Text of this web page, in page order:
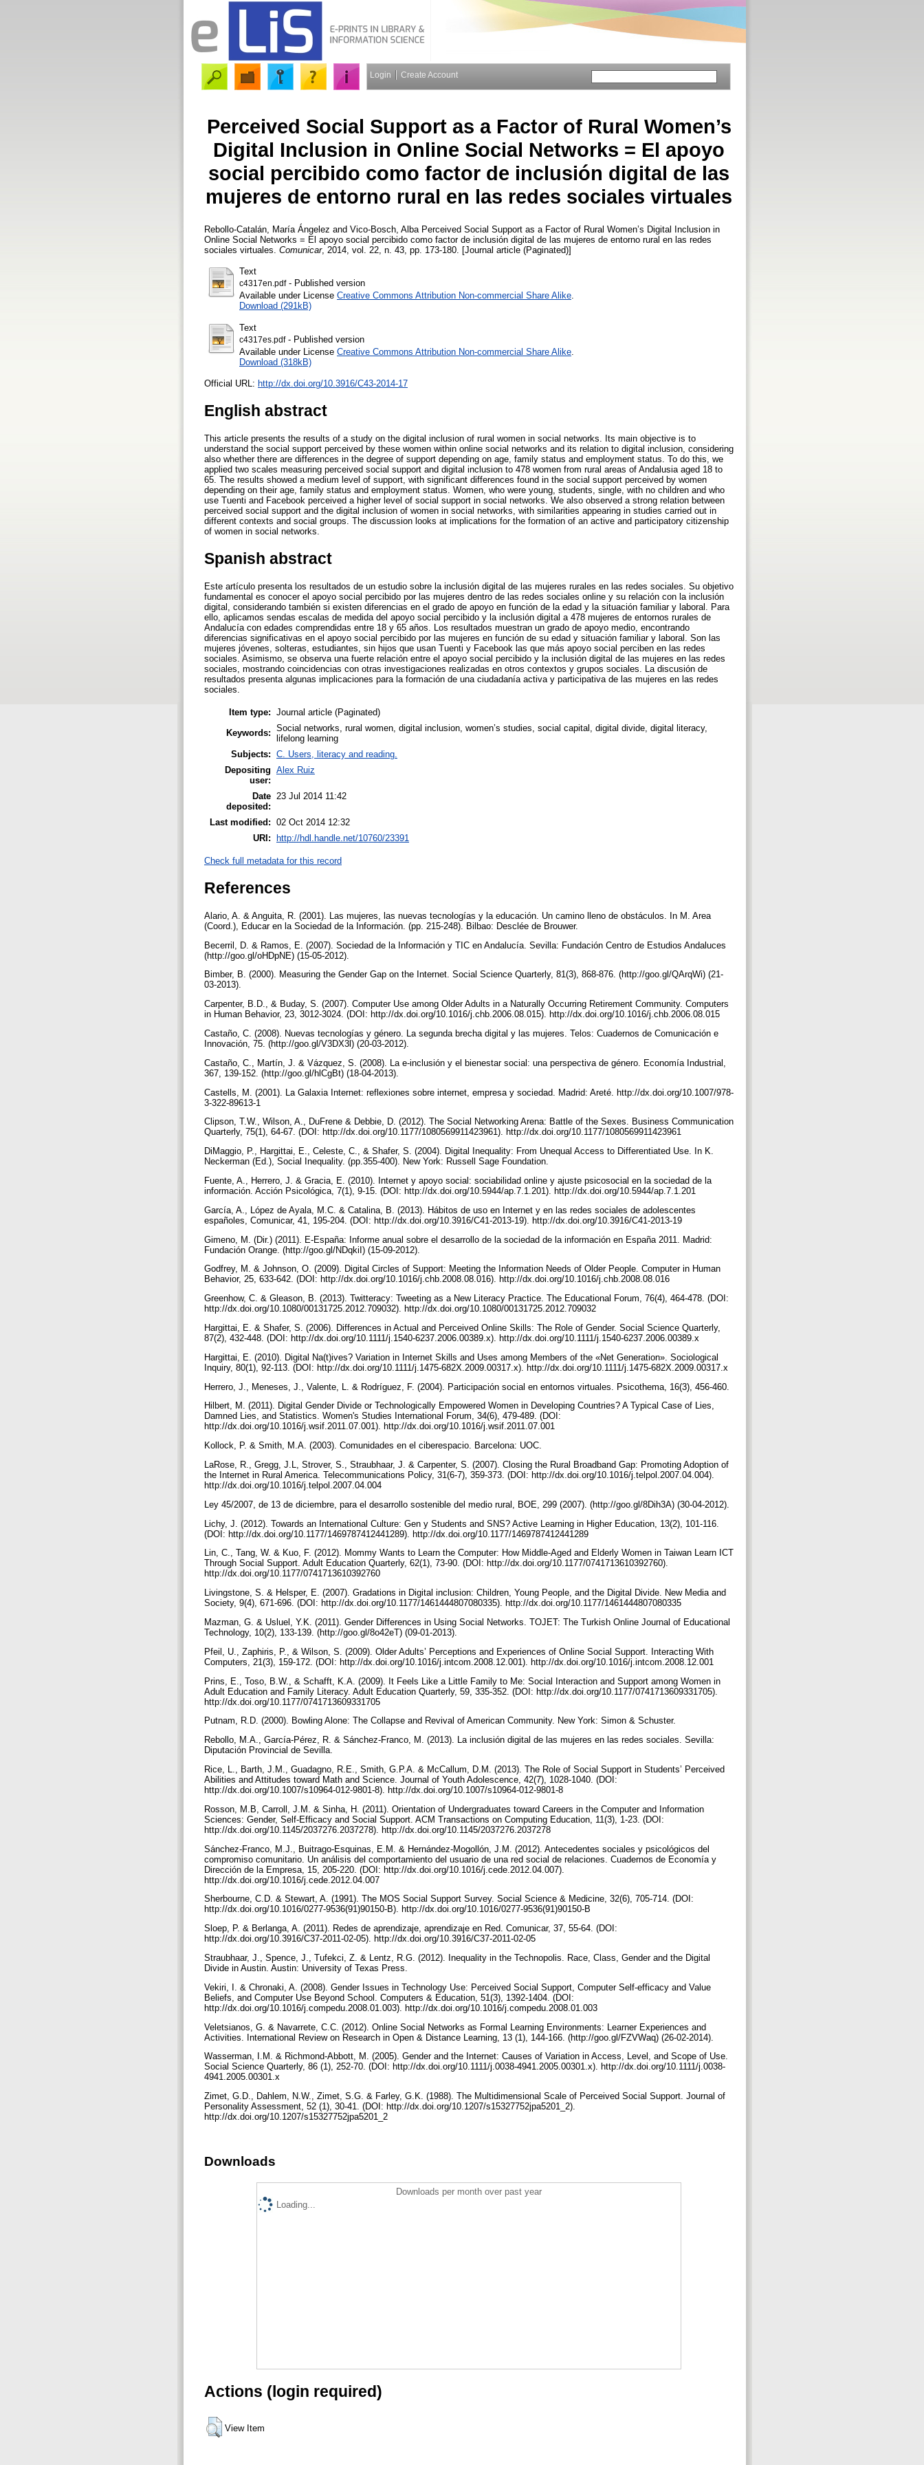
Login Create Account
Perceived Social Support as a Factor of Rural Women’s
Digital Inclusion in Online Social Networks = El apoyo
social percibido como factor de inclusión digital de las
mujeres de entorno rural en las redes sociales virtuales
Rebollo-Catalán, María Ángelez and Vico-Bosch, Alba Perceived Social Support as a Factor of Rural Women’s Digital Inclusion in
Online Social Networks = El apoyo social percibido como factor de inclusión digital de las mujeres de entorno rural en las redes
sociales virtuales. Comunicar, 2014, vol. 22, n. 43, pp. 173-180. [Journal article (Paginated)]
Text
c4317en.pdf- Published version
Available under License Creative Commons Attribution Non-commercial Share Alike
Download (291kB)
Text
c4317es.pdf- Published version
Available under License Creative Commons Attribution Non-commercial Share Alike
Download (318kB)
Official URL: http://dx.doi.org/10.3916/C43-2014-17
English abstract
This article presents the results of a study on the digital inclusion of rural women in social networks. Its main objective is to
understand the social support perceived by these women within online social networks and its relation to digital inclusion, considering
also whether there are differences in the degree of support depending on age, family status and employment status. To do this, we
applied two scales measuring perceived social support and digital inclusion to 478 women from rural areas of Andalusia aged 18 to
65. The results showed a medium level of support, with significant differences found in the social support perceived by women
depending on their age, family status and employment status. Women, who were young, students, single, with no children and who
use Tuenti and Facebook perceived a higher level of social support in social networks. We also observed a strong relation between
perceived social support and the digital inclusion of women in social networks, with similarities appearing in studies carried out in
different contexts and social groups. The discussion looks at implications for the formation of an active and participatory citizenship
of women in social networks.
Spanish abstract
Este artículo presenta los resultados de un estudio sobre la inclusión digital de las mujeres rurales en las redes sociales. Su objetivo
fundamental es conocer el apoyo social percibido por las mujeres dentro de las redes sociales online y su relación con la inclusión
digital, considerando también si existen diferencias en el grado de apoyo en función de la edad y la situación familiar y laboral. Para
ello, aplicamos sendas escalas de medida del apoyo social percibido y la inclusión digital a 478 mujeres de entornos rurales de
Andalucía con edades comprendidas entre 18 y 65 años. Los resultados muestran un grado de apoyo medio, encontrando
diferencias significativas en el apoyo social percibido por las mujeres en función de su edad y situación familiar y laboral. Son las
mujeres jóvenes, solteras, estudiantes, sin hijos que usan Tuenti y Facebook las que más apoyo social perciben en las redes
sociales. Asimismo, se observa una fuerte relación entre el apoyo social percibido y la inclusión digital de las mujeres en las redes
sociales, mostrando coincidencias con otras investigaciones realizadas en otros contextos y grupos sociales. La discusión de
resultados presenta algunas implicaciones para la formación de una ciudadanía activa y participativa de las mujeres en las redes
sociales.
Item type: Journal article (Paginated)
Keywords: Social networks, rural women, digital inclusion, women’s studies, social capital, digital divide, digital literacy,
lifelong learning
Subjects: C. Users, literacy and reading.
Depositing
user:
Alex Ruiz
Date
deposited:
23 Jul 2014 11:42
Last modified: 02 Oct 2014 12:32
URI:
http://hdl.handle.net/10760/23391
Check full metadata for this record
References
Alario, A. & Anguita, R. (2001). Las mujeres, las nuevas tecnologías y la educación. Un camino lleno de obstáculos. In M. Area
(Coord.), Educar en la Sociedad de la Información. (pp. 215-248). Bilbao: Desclée de Brouwer.
Becerril, D. & Ramos, E. (2007). Sociedad de la Información y TIC en Andalucía. Sevilla: Fundación Centro de Estudios Andaluces
(http://goo.gl/oHDpNE) (15-05-2012).
Bimber, B. (2000). Measuring the Gender Gap on the Internet. Social Science Quarterly, 81(3), 868-876. (http://goo.gl/QArqWi) (21-
03-2013).
Carpenter, B.D., & Buday, S. (2007). Computer Use among Older Adults in a Naturally Occurring Retirement Community. Computers
in Human Behavior, 23, 3012-3024. (DOI: http://dx.doi.org/10.1016/j.chb.2006.08.015). http://dx.doi.org/10.1016/j.chb.2006.08.015
Castaño, C. (2008). Nuevas tecnologías y género. La segunda brecha digital y las mujeres. Telos: Cuadernos de Comunicación e
Innovación, 75. (http://goo.gl/V3DX3l) (20-03-2012).
Castaño, C., Martín, J. & Vázquez, S. (2008). La e-inclusión y el bienestar social: una perspectiva de género. Economía Industrial,
367, 139-152. (http://goo.gl/hlCgBt) (18-04-2013).
Castells, M. (2001). La Galaxia Internet: reflexiones sobre internet, empresa y sociedad. Madrid: Areté. http://dx.doi.org/10.1007/978-
3-322-89613-1
Clipson, T.W., Wilson, A., DuFrene & Debbie, D. (2012). The Social Networking Arena: Battle of the Sexes. Business Communication
Quarterly, 75(1), 64-67. (DOI: http://dx.doi.org/10.1177/1080569911423961). http://dx.doi.org/10.1177/1080569911423961
DiMaggio, P., Hargittai, E., Celeste, C., & Shafer, S. (2004). Digital Inequality: From Unequal Access to Differentiated Use. In K.
Neckerman (Ed.), Social Inequality. (pp.355-400). New York: Russell Sage Foundation.
Fuente, A., Herrero, J. & Gracia, E. (2010). Internet y apoyo social: sociabilidad online y ajuste psicosocial en la sociedad de la
información. Acción Psicológica, 7(1), 9-15. (DOI: http://dx.doi.org/10.5944/ap.7.1.201). http://dx.doi.org/10.5944/ap.7.1.201
García, A., López de Ayala, M.C. & Catalina, B. (2013). Hábitos de uso en Internet y en las redes sociales de adolescentes
españoles, Comunicar, 41, 195-204. (DOI: http://dx.doi.org/10.3916/C41-2013-19). http://dx.doi.org/10.3916/C41-2013-19
Gimeno, M. (Dir.) (2011). E-España: Informe anual sobre el desarrollo de la sociedad de la información en España 2011. Madrid:
Fundación Orange. (http://goo.gl/NDqkiI) (15-09-2012).
Godfrey, M. & Johnson, O. (2009). Digital Circles of Support: Meeting the Information Needs of Older People. Computer in Human
Behavior, 25, 633-642. (DOI: http://dx.doi.org/10.1016/j.chb.2008.08.016). http://dx.doi.org/10.1016/j.chb.2008.08.016
Greenhow, C. & Gleason, B. (2013). Twitteracy: Tweeting as a New Literacy Practice. The Educational Forum, 76(4), 464-478. (DOI:
http://dx.doi.org/10.1080/00131725.2012.709032). http://dx.doi.org/10.1080/00131725.2012.709032
Hargittai, E. & Shafer, S. (2006). Differences in Actual and Perceived Online Skills: The Role of Gender. Social Science Quarterly,
87(2), 432-448. (DOI: http://dx.doi.org/10.1111/j.1540-6237.2006.00389.x). http://dx.doi.org/10.1111/j.1540-6237.2006.00389.x
Hargittai, E. (2010). Digital Na(t)ives? Variation in Internet Skills and Uses among Members of the «Net Generation». Sociological
Inquiry, 80(1), 92-113. (DOI: http://dx.doi.org/10.1111/j.1475-682X.2009.00317.x). http://dx.doi.org/10.1111/j.1475-682X.2009.00317.x
Herrero, J., Meneses, J., Valente, L. & Rodríguez, F. (2004). Participación social en entornos virtuales. Psicothema, 16(3), 456-460.
Hilbert, M. (2011). Digital Gender Divide or Technologically Empowered Women in Developing Countries? A Typical Case of Lies,
Damned Lies, and Statistics. Women's Studies International Forum, 34(6), 479-489. (DOI:
http://dx.doi.org/10.1016/j.wsif.2011.07.001). http://dx.doi.org/10.1016/j.wsif.2011.07.001
Kollock, P. & Smith, M.A. (2003). Comunidades en el ciberespacio. Barcelona: UOC.
LaRose, R., Gregg, J.L, Strover, S., Straubhaar, J. & Carpenter, S. (2007). Closing the Rural Broadband Gap: Promoting Adoption of
the Internet in Rural America. Telecommunications Policy, 31(6-7), 359-373. (DOI: http://dx.doi.org/10.1016/j.telpol.2007.04.004).
http://dx.doi.org/10.1016/j.telpol.2007.04.004
Ley 45/2007, de 13 de diciembre, para el desarrollo sostenible del medio rural, BOE, 299 (2007). (http://goo.gl/8Dih3A) (30-04-2012).
Lichy, J. (2012). Towards an International Culture: Gen y Students and SNS? Active Learning in Higher Education, 13(2), 101-116.
(DOI: http://dx.doi.org/10.1177/1469787412441289). http://dx.doi.org/10.1177/1469787412441289
Lin, C., Tang, W. & Kuo, F. (2012). Mommy Wants to Learn the Computer: How Middle-Aged and Elderly Women in Taiwan Learn ICT
Through Social Support. Adult Education Quarterly, 62(1), 73-90. (DOI: http://dx.doi.org/10.1177/0741713610392760).
http://dx.doi.org/10.1177/0741713610392760
Livingstone, S. & Helsper, E. (2007). Gradations in Digital inclusion: Children, Young People, and the Digital Divide. New Media and
Society, 9(4), 671-696. (DOI: http://dx.doi.org/10.1177/1461444807080335). http://dx.doi.org/10.1177/1461444807080335
Mazman, G. & Usluel, Y.K. (2011). Gender Differences in Using Social Networks. TOJET: The Turkish Online Journal of Educational
Technology, 10(2), 133-139. (http://goo.gl/8o42eT) (09-01-2013).
Pfeil, U., Zaphiris, P., & Wilson, S. (2009). Older Adults’ Perceptions and Experiences of Online Social Support. Interacting With
Computers, 21(3), 159-172. (DOI: http://dx.doi.org/10.1016/j.intcom.2008.12.001). http://dx.doi.org/10.1016/j.intcom.2008.12.001
Prins, E., Toso, B.W., & Schafft, K.A. (2009). It Feels Like a Little Family to Me: Social Interaction and Support among Women in
Adult Education and Family Literacy. Adult Education Quarterly, 59, 335-352. (DOI: http://dx.doi.org/10.1177/0741713609331705).
http://dx.doi.org/10.1177/0741713609331705
Putnam, R.D. (2000). Bowling Alone: The Collapse and Revival of American Community. New York: Simon & Schuster.
Rebollo, M.A., García-Pérez, R. & Sánchez-Franco, M. (2013). La inclusión digital de las mujeres en las redes sociales. Sevilla:
Diputación Provincial de Sevilla.
Rice, L., Barth, J.M., Guadagno, R.E., Smith, G.P.A. & McCallum, D.M. (2013). The Role of Social Support in Students’ Perceived
Abilities and Attitudes toward Math and Science. Journal of Youth Adolescence, 42(7), 1028-1040. (DOI:
http://dx.doi.org/10.1007/s10964-012-9801-8). http://dx.doi.org/10.1007/s10964-012-9801-8
Rosson, M.B, Carroll, J.M. & Sinha, H. (2011). Orientation of Undergraduates toward Careers in the Computer and Information
Sciences: Gender, Self-Efficacy and Social Support. ACM Transactions on Computing Education, 11(3), 1-23. (DOI:
http://dx.doi.org/10.1145/2037276.2037278). http://dx.doi.org/10.1145/2037276.2037278
Sánchez-Franco, M.J., Buitrago-Esquinas, E.M. & Hernández-Mogollón, J.M. (2012). Antecedentes sociales y psicológicos del
compromiso comunitario. Un análisis del comportamiento del usuario de una red social de relaciones. Cuadernos de Economía y
Dirección de la Empresa, 15, 205-220. (DOI: http://dx.doi.org/10.1016/j.cede.2012.04.007).
http://dx.doi.org/10.1016/j.cede.2012.04.007
Sherbourne, C.D. & Stewart, A. (1991). The MOS Social Support Survey. Social Science & Medicine, 32(6), 705-714. (DOI:
http://dx.doi.org/10.1016/0277-9536(91)90150-B). http://dx.doi.org/10.1016/0277-9536(91)90150-B
Sloep, P. & Berlanga, A. (2011). Redes de aprendizaje, aprendizaje en Red. Comunicar, 37, 55-64. (DOI:
http://dx.doi.org/10.3916/C37-2011-02-05). http://dx.doi.org/10.3916/C37-2011-02-05
Straubhaar, J., Spence, J., Tufekci, Z. & Lentz, R.G. (2012). Inequality in the Technopolis. Race, Class, Gender and the Digital
Divide in Austin. Austin: University of Texas Press.
Vekiri, I. & Chronaki, A. (2008). Gender Issues in Technology Use: Perceived Social Support, Computer Self-efficacy and Value
Beliefs, and Computer Use Beyond School. Computers & Education, 51(3), 1392-1404. (DOI:
http://dx.doi.org/10.1016/j.compedu.2008.01.003). http://dx.doi.org/10.1016/j.compedu.2008.01.003
Veletsianos, G. & Navarrete, C.C. (2012). Online Social Networks as Formal Learning Environments: Learner Experiences and
Activities. International Review on Research in Open & Distance Learning, 13 (1), 144-166. (http://goo.gl/FZVWaq) (26-02-2014).
Wasserman, I.M. & Richmond-Abbott, M. (2005). Gender and the Internet: Causes of Variation in Access, Level, and Scope of Use.
Social Science Quarterly, 86 (1), 252-70. (DOI: http://dx.doi.org/10.1111/j.0038-4941.2005.00301.x). http://dx.doi.org/10.1111/j.0038-
4941.2005.00301.x
Zimet, G.D., Dahlem, N.W., Zimet, S.G. & Farley, G.K. (1988). The Multidimensional Scale of Perceived Social Support. Journal of
Personality Assessment, 52 (1), 30-41. (DOI: http://dx.doi.org/10.1207/s15327752jpa5201_2).
http://dx.doi.org/10.1207/s15327752jpa5201_2
Downloads
Downloads per month over past year
Loading...
Actions (login required)
View Item